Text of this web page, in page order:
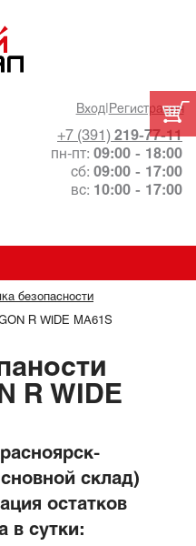
Вход| Регистрация
+7 (391) 219-77-11
пн-пт: 09:00 - 18:00
сб: 09:00 - 17:00
вс: 10:00 - 17:00
безопасности
R WIDE MA61S
R WIDE
склад)
остатков
в сутки: